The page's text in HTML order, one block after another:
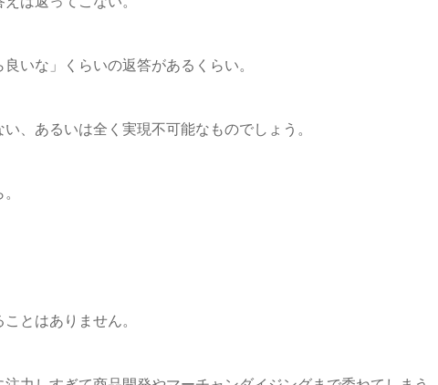
いな」くらいの返答があるくらい。
、あるいは全く実現不可能なものでしょう。
。
とはありません。